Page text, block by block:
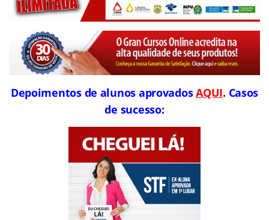
Depoimentos de alunos aprovadosAQUI. Casos
de sucesso: